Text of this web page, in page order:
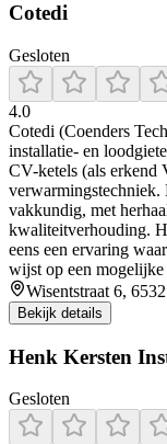
Cotedi
Gesloten
4.0
Cotedi (Coenders
installatie- en
CV-ketels (als erkend
verwarmingstechniek.
vakkundig, met
kwaliteitverhouding.
eens een ervaring
wijst op een
Wisentstraat 6,
Bekijk details
Henk Kersten
Gesloten